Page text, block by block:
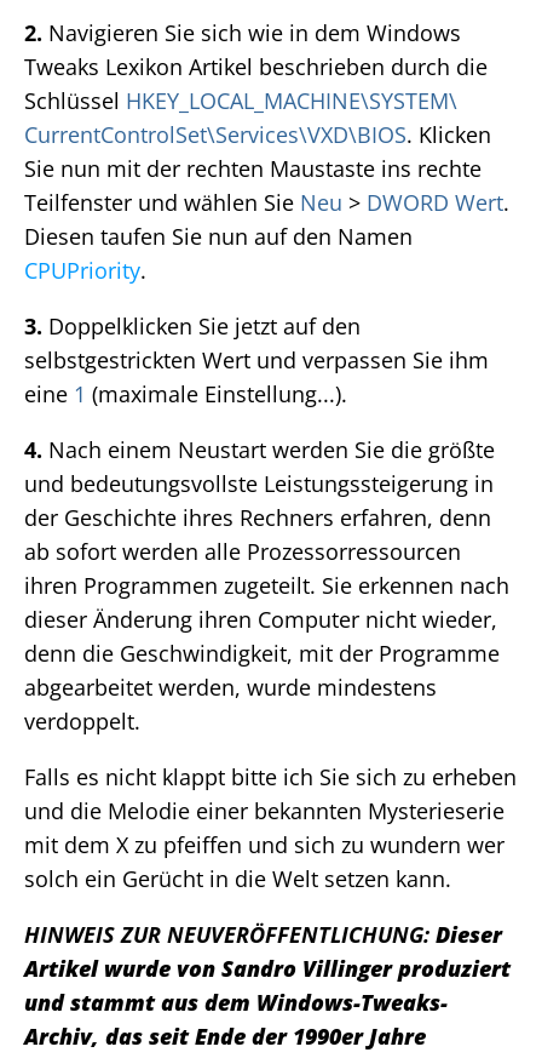
2. Navigieren Sie sich wie in dem Windows
Tweaks Lexikon Artikel beschrieben durch die
Schlüssel HKEY_LOCAL_MACHINE\SYSTEM\
CurrentControlSet\Services\VXD\BIOS. Klicken
Sie nun mit der rechten Maustaste ins rechte
Teilfenster und wählen Sie Neu > DWORD Wert.
Diesen taufen Sie nun auf den Namen
CPUPriority.
3. Doppelklicken Sie jetzt auf den
selbstgestrickten Wert und verpassen Sie ihm
eine 1 (maximale Einstellung...).
4. Nach einem Neustart werden Sie die größte
und bedeutungsvollste Leistungssteigerung in
der Geschichte ihres Rechners erfahren, denn
ab sofort werden alle Prozessorressourcen
ihren Programmen zugeteilt. Sie erkennen nach
dieser Änderung ihren Computer nicht wieder,
denn die Geschwindigkeit, mit der Programme
abgearbeitet werden, wurde mindestens
verdoppelt.
Falls es nicht klappt bitte ich Sie sich zu erheben
und die Melodie einer bekannten Mysterieserie
mit dem X zu pfeiffen und sich zu wundern wer
solch ein Gerücht in die Welt setzen kann.
HINWEIS ZUR NEUVERÖFFENTLICHUNG: Dieser
Artikel wurde von Sandro Villinger produziert
und stammt aus dem Windows-Tweaks-
Archiv, das seit Ende der 1990er Jahre